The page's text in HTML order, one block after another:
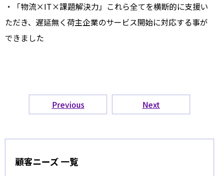
・「物流×IT×課題解決力」これら全てを横断的に支援い
ただき、遅延無く荷主企業のサービス開始に対応する事が
できました
Previous Next
顧客ニーズ 一覧